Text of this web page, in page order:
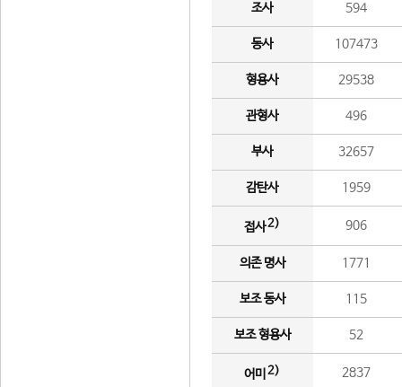
조사 594
동사 107473
형용사 29538
관형사 496
부사 32657
감탄사 1959
접사2) 906
의존 명사 1771
보조 동사 115
보조 형용사 52
어미 2) 2837